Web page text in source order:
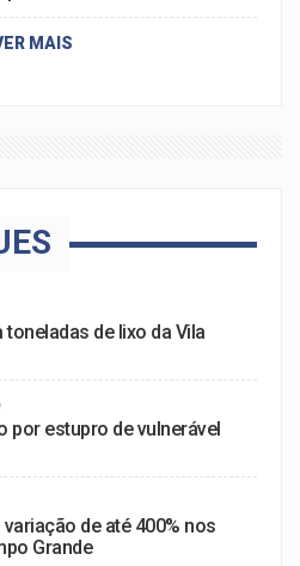
MAIS
toneladas de lixo da Vila
por estupro de vulnerável
de até 400% nos
Grande